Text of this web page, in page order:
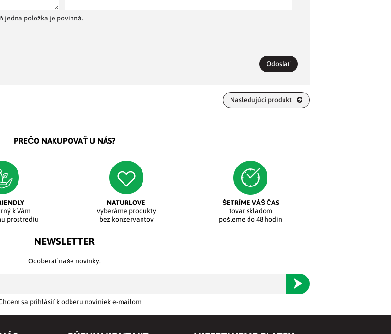
jedna položka je povinná.
Odoslať
Nasledujúci produkt
PREČO NAKUPOVAŤ U NÁS?
k Vám
prostrediu
NATURLOVE
vyberáme produkty
bez konzervantov
ŠETRÍME VÁŠ ČAS
tovar skladom
pošleme do 48 hodín
NEWSLETTER
Odoberať naše novinky:
Odoberať
sa prihlásiť k odberu noviniek e-mailom